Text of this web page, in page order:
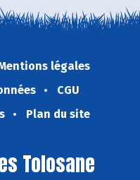
légales
CGU
Plan du site
Tolosane